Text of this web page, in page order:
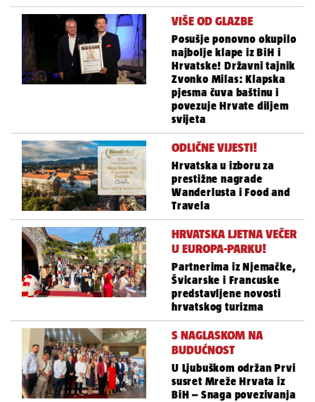
VIŠE OD GLAZBE
Posušje ponovno okupilo
najbolje klape iz BiH i
Hrvatske! Državni tajnik
Zvonko Milas: Klapska
pjesma čuva baštinu i
povezuje Hrvate diljem
svijeta
ODLIČNE VIJESTI!
Hrvatska u izboru za
prestižne nagrade
Wanderlusta i Food and
Travela
HRVATSKA LJETNA VEČER
U EUROPA-PARKU!
Partnerima iz Njemačke,
Švicarske i Francuske
predstavljene novosti
hrvatskog turizma
S NAGLASKOM NA
BUDUĆNOST
U Ljubuškom održan Prvi
susret Mreže Hrvata iz
BiH – Snaga povezivanja